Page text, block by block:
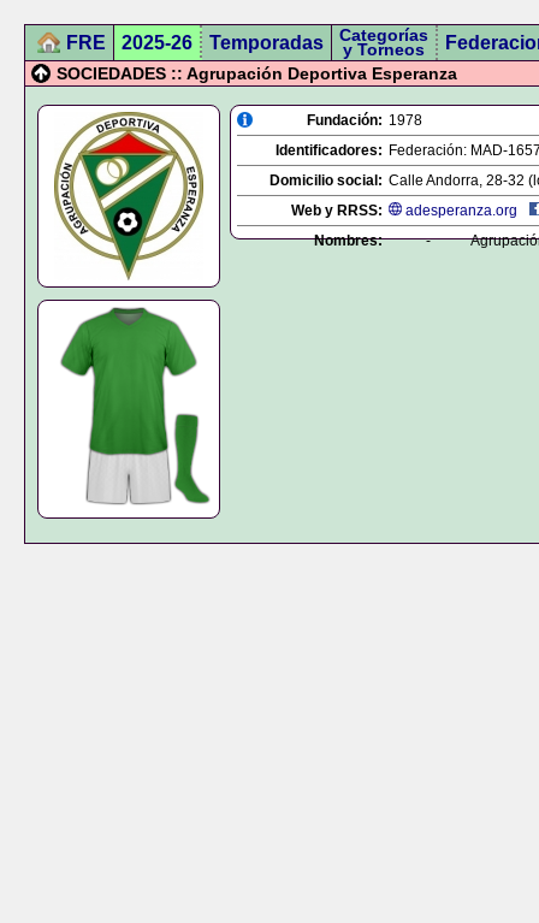
FRE 2025-26 Temporadas Categorías
y Torneos
SOCIEDADES :: Agrupación Deportiva Esperanza
Fundación: 1978
Identificadores: Federación: MAD-
Domicilio social: Calle Andorra, 28-32
Web y RRSS:
adesperanza.org
Nombres:
-